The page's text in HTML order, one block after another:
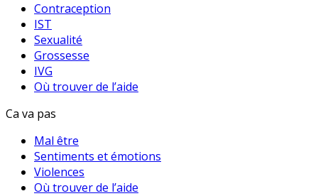
Contraception
IST
Sexualité
Grossesse
IVG
Où trouver de l’aide
Ca va pas
Mal être
Sentiments et émotions
Violences
Où trouver de l’aide